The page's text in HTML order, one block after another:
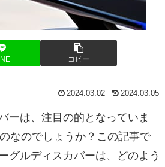
コピー
2024.03.02 2024.03.05
ーは、注目の的となっていま
なのでしょうか？この記事で
グルディスカバーは、どのよう